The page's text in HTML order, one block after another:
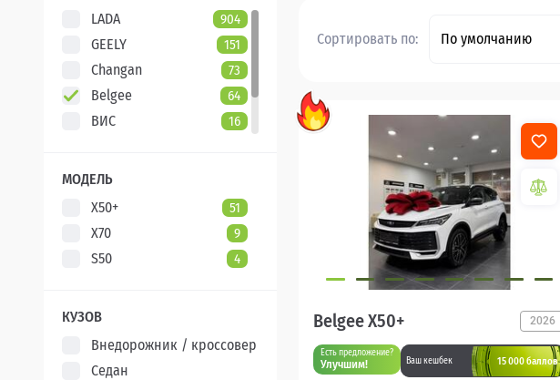
LADA
904
GEELY 151
Changan 73
Belgee 64
ВИС 16
XCITE
МОДЕЛЬ
X50+
51
X70 9
S50 4
КУЗОВ
Внедорожник / кроссовер
Седан
Сортировать по: По умолчанию
Belgee X50+ 2026
Есть предложение?
Улучшим! Ваш кешбек 15 000 баллов